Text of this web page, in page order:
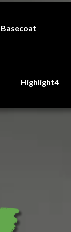
Basecoat
Highlight4